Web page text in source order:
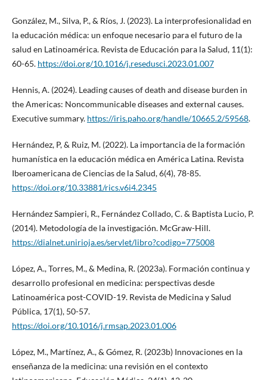
González, M., Silva, P., & Ríos, J. (2023). La interprofesionalidad en
la educación médica: un enfoque necesario para el futuro de la
salud en Latinoamérica. Revista de Educación para la Salud, 11(1):
60-65. https://doi.org/10.1016/j.resedusci.2023.01.007
Hennis, A. (2024). Leading causes of death and disease burden in
the Americas: Noncommunicable diseases and external causes.
Executive summary. https://iris.paho.org/handle/10665.2/59568.
Hernández, P, & Ruiz, M. (2022). La importancia de la formación
humanística en la educación médica en América Latina. Revista
Iberoamericana de Ciencias de la Salud, 6(4), 78-85.
https://doi.org/10.33881/rics.v6i4.2345
Hernández Sampieri, R., Fernández Collado, C. & Baptista Lucio, P.
(2014). Metodología de la investigación. McGraw-Hill.
https://dialnet.unirioja.es/servlet/libro?codigo=775008
López, A., Torres, M., & Medina, R. (2023a). Formación continua y
desarrollo profesional en medicina: perspectivas desde
Latinoamérica post-COVID-19. Revista de Medicina y Salud
Pública, 17(1), 50-57.
https://doi.org/10.1016/j.rmsap.2023.01.006
López, M., Martínez, A., & Gómez, R. (2023b) Innovaciones en la
enseñanza de la medicina: una revisión en el contexto